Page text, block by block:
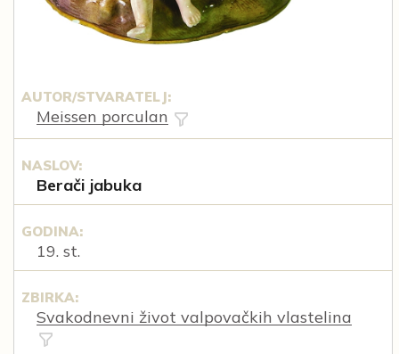
AUTOR/STVARATELJ:
Meissen porculan
NASLOV:
Berači jabuka
GODINA:
19. st.
ZBIRKA:
Svakodnevni život valpovačkih vlastelina